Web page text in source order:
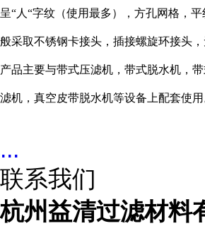
呈“人“字纹（使用最多），方孔网格，
般采取不锈钢卡接头，插接螺旋环接头，
产品主要与带式压滤机，带式脱水机，
滤机，真空皮带脱水机等设备上配套使用
...
联系我们
杭州益清过滤材料